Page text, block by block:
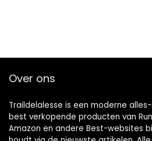
Over ons
Traildelalesse is een moderne
best verkopende producten van
Amazon en andere Best-websites